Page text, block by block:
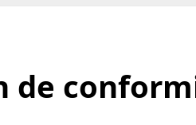
de